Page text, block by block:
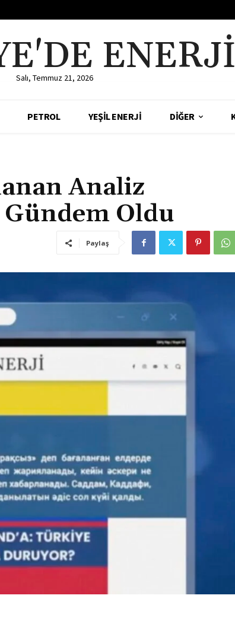
ENERJI
Salı, Temmuz 21, 2026
PETROL YEŞİL ENERJİ DİĞER
Analiz
Oldu
Paylaş